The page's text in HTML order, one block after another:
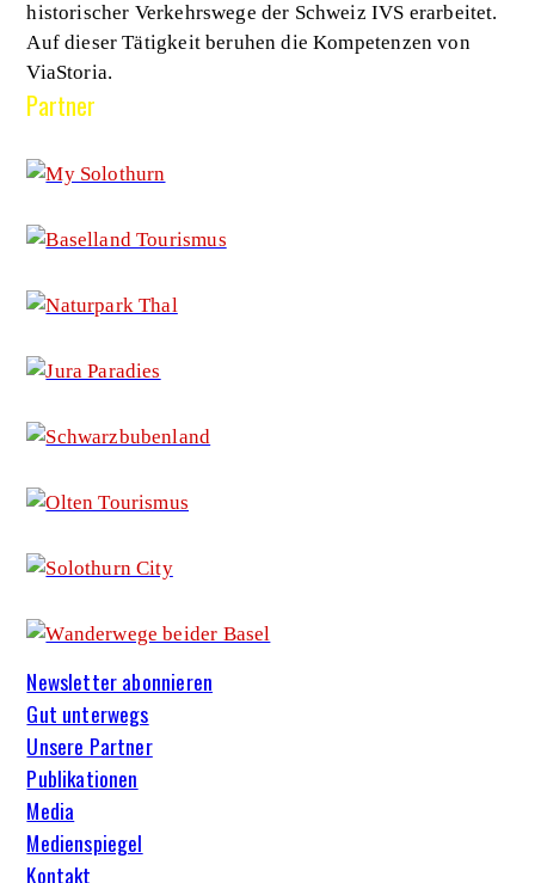
historischer Verkehrswege der Schweiz IVS erarbeitet.
Auf dieser Tätigkeit beruhen die Kompetenzen von
ViaStoria.
Partner
Newsletter abonnieren
Gut unterwegs
Unsere Partner
Publikationen
Media
Medienspiegel
Kontakt